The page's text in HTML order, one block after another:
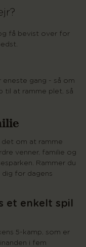
få bevist over for
eneste gang - så om
til at ramme plet, så
det om at ramme
venner, familie og
Rammer du
dig for dagens
et enkelt spil
5-kamp, som er
i fem